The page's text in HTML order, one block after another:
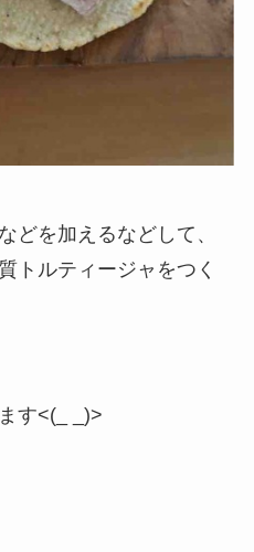
どを加えるなどして、
トルティージャをつく
す<(_ _)>